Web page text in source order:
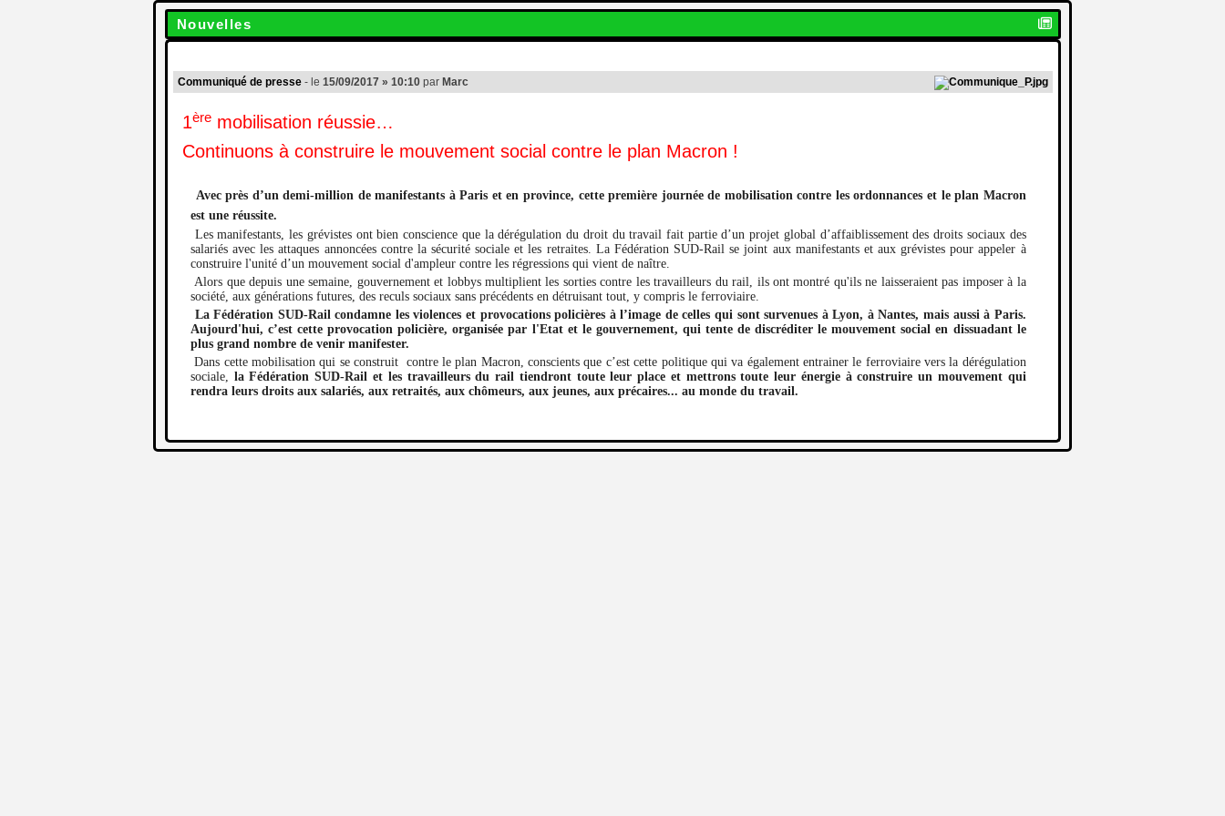
Nouvelles
Communiqué de presse - le 15/09/2017 » 10:10par Marc
1èremobilisation réussie…
Continuons à construire le mouvement social contre le plan Macron !
Avec près d’un demi-million de manifestants à Paris et en province, cette première journée de mobilisation contre les ordonnances et le plan Macron
est une réussite.
Les manifestants, les grévistes ont bien conscience que la dérégulation du droit du travail fait partie d’un projet global d’affaiblissement des droits sociaux des
salariés avec les attaques annoncées contre la sécurité sociale et les retraites. La Fédération SUD-Rail se joint aux manifestants et aux grévistes pour appeler à
construire l'unité d’un mouvement social d'ampleur contre les régressions qui vient de naître.
Alors que depuis une semaine, gouvernement et lobbys multiplient les sorties contre les travailleurs du rail, ils ont montré qu'ils ne laisseraient pas imposer à la
société, aux générations futures, des reculs sociaux sans précédents en détruisant tout, y compris le ferroviaire.
La Fédération SUD-Rail condamne les violences et provocations policières à l’image de celles qui sont survenues à Lyon, à Nantes, mais aussi à Paris.
Aujourd'hui, c’est cette provocation policière, organisée par l'Etat et le gouvernement, qui tente de discréditer le mouvement social en dissuadant le
plus grand nombre de venir manifester.
Dans cette mobilisation qui se construit contre le plan Macron, conscients que c’est cette politique qui va également entrainer le ferroviaire vers la dérégulation
sociale, la Fédération SUD-Rail et les travailleurs du rail tiendront toute leur place et mettrons toute leur énergie à construire un mouvement qui
rendra leurs droits aux salariés, aux retraités, aux chômeurs, aux jeunes, aux précaires... au monde du travail.